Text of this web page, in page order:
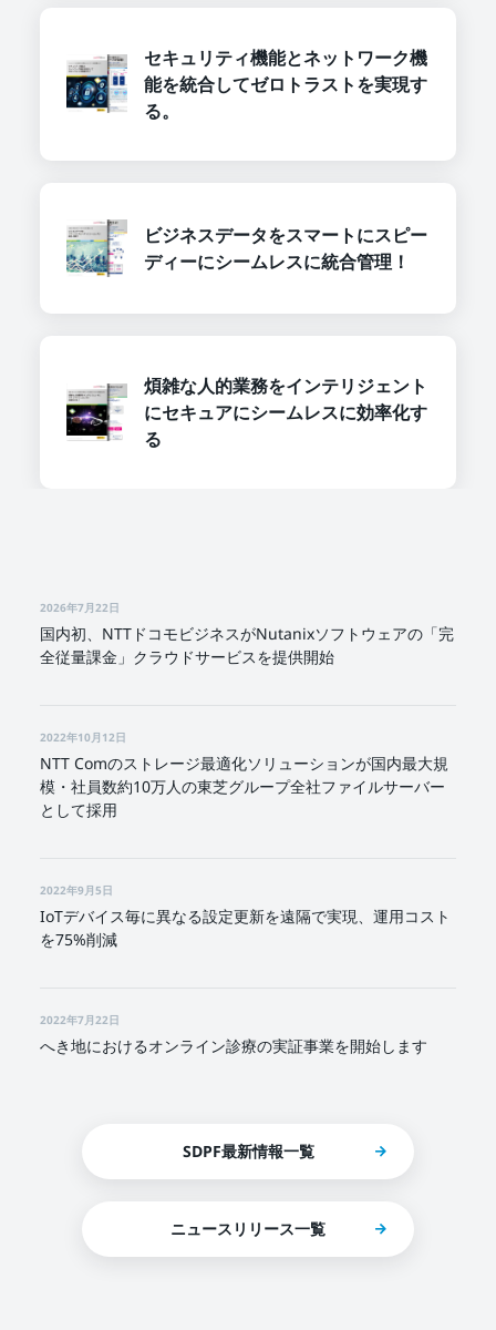
セキュリティ機能とネットワーク機
能を統合してゼロトラストを実現す
る。
ビジネスデータをスマートにスピー
ディーにシームレスに統合管理！
煩雑な人的業務をインテリジェント
にセキュアにシームレスに効率化す
る
2026年7月22日
国内初、NTTドコモビジネスがNutanixソフトウェアの「完
全従量課金」クラウドサービスを提供開始
2022年10月12日
NTT Comのストレージ最適化ソリューションが国内最大規
模・社員数約10万人の東芝グループ全社ファイルサーバー
として採用
2022年9月5日
IoTデバイス毎に異なる設定更新を遠隔で実現、運用コスト
を75%削減
2022年7月22日
へき地におけるオンライン診療の実証事業を開始します
SDPF最新情報一覧
ニュースリリース一覧